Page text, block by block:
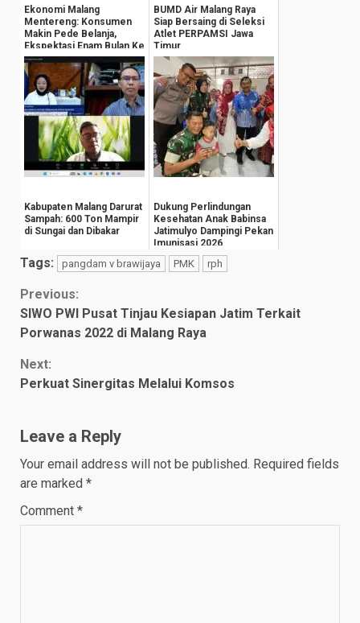
Ekonomi Malang
Mentereng: Konsumen
Makin Pede Belanja,
Ekspektasi Enam Bulan Ke
Depan Tembus 139,0
BUMD Air Malang Raya
Siap Bersaing di Seleksi
Atlet PERPAMSI Jawa
Timur
Kabupaten Malang Darurat
Sampah: 600 Ton Mampir
di Sungai dan Dibakar
Dukung Perlindungan
Kesehatan Anak Babinsa
Jatimulyo Dampingi Pekan
Imunisasi 2026
Tags: pangdam v brawijaya PMK rph
Continue
Reading
Previous:
SIWO PWI Pusat Tinjau Kesiapan Jatim Terkait
Porwanas 2022 di Malang Raya
Next:
Perkuat Sinergitas Melalui Komsos
Leave a Reply
Your email address will not be published. Required fields
are marked *
Comment *